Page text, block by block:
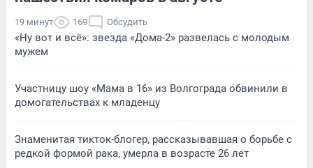
19 минут 169 Обсудить
«Ну вот и всё»: звезда «Дома-2» развелась с молодым
мужем
Участницу шоу «Мама в 16» из Волгограда обвинили в
домогательствах к младенцу
Знаменитая тикток-блогер, рассказывавшая о борьбе с
редкой формой рака, умерла в возрасте 26 лет